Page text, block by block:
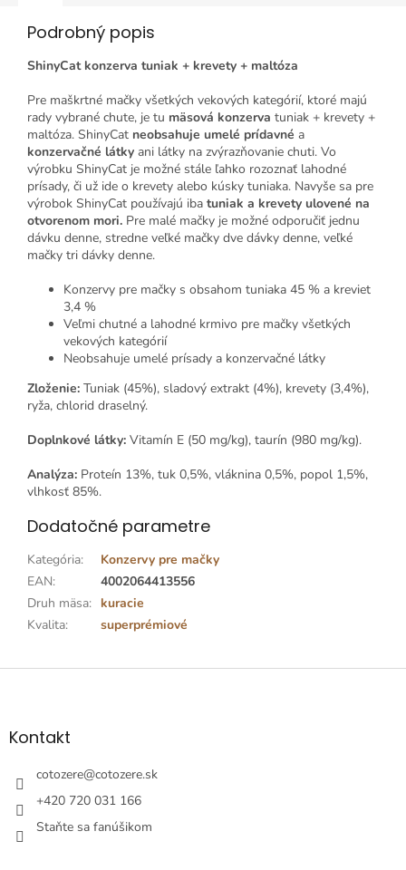
Podrobný popis
ShinyCat konzerva tuniak + krevety + maltóza
Pre maškrtné mačky všetkých vekových kategórií, ktoré majú
rady vybrané chute, je tu mäsová konzerva tuniak + krevety +
maltóza. ShinyCat neobsahuje umelé prídavné a
konzervačné látky ani látky na zvýrazňovanie chuti. Vo
výrobku ShinyCat je možné stále ľahko rozoznať lahodné
prísady, či už ide o krevety alebo kúsky tuniaka. Navyše sa pre
výrobok ShinyCat používajú iba tuniak a krevety ulovené na
otvorenom mori. Pre malé mačky je možné odporučiť jednu
dávku denne, stredne veľké mačky dve dávky denne, veľké
mačky tri dávky denne.
Konzervy pre mačky s obsahom tuniaka 45 % a kreviet
3,4 %
Veľmi chutné a lahodné krmivo pre mačky všetkých
vekových kategórií
Neobsahuje umelé prísady a konzervačné látky
Zloženie: Tuniak (45%), sladový extrakt (4%), krevety (3,4%),
ryža, chlorid draselný.
Doplnkové látky: Vitamín E (50 mg/kg), taurín (980 mg/kg).
Analýza: Proteín 13%, tuk 0,5%, vláknina 0,5%, popol 1,5%,
vlhkosť 85%.
Dodatočné parametre
Kategória:
Konzervy pre mačky
EAN:
4002064413556
Druh mäsa: kuracie
Kvalita: superprémiové
Z
äKontakt
cotozere@cotozere.sk
+420 720 031 166
Staňte sa fanúšikom